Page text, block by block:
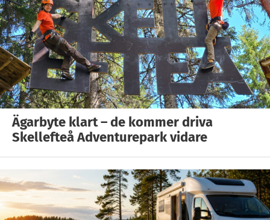
Ägarbyte klart – de kommer driva
Skellefteå Adventurepark vidare